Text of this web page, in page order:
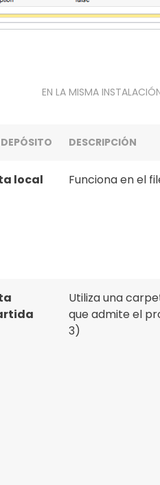
EN LA MISMA
DEPÓSITO DESCRIPCIÓN
local Funciona en el
Utiliza una
que admite el
3)